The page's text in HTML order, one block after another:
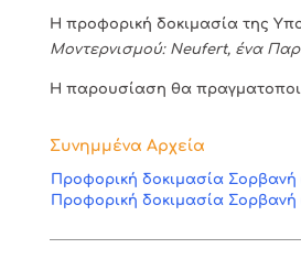
Η προφορική δοκιμασία της
Μοντερνισμού: Neufert, ένα
Η παρουσίαση θα
Συνημμένα Αρχεία
Προφορική δοκιμασία Σορβανή
Προφορική δοκιμασία Σορβανή